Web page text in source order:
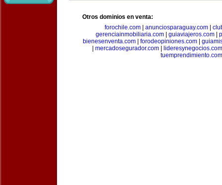
Otros dominios en venta:
forochile.com| anunciosparaguay.com|
gerenciainmobiliaria.com
guiaviajeros.com
bienesenventa.com
forodeopiniones.com
mercadosegurador.com
lideresynegocios.com
tuemprendimiento.com